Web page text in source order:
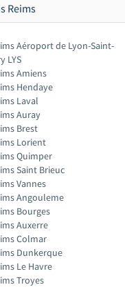
Reims
Aéroport de Lyon-Saint-
LYS
Amiens
Hendaye
Laval
Auray
Brest
Lorient
Quimper
Saint Brieuc
Vannes
Angouleme
Bourges
Auxerre
Colmar
Dunkerque
Le Havre
Troyes